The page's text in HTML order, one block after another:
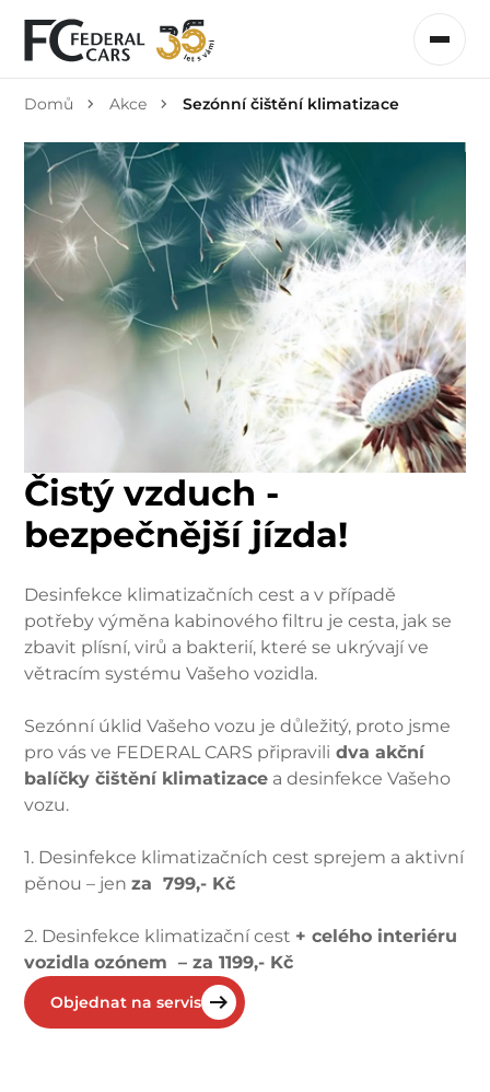
Domů Akce Sezónní čištění klimatizace
Čistý vzduch -
bezpečnější jízda!
Desinfekce klimatizačních cest a v případě
potřeby výměna kabinového filtru je cesta, jak se
zbavit plísní, virů a bakterií, které se ukrývají ve
větracím systému Vašeho vozidla.
Sezónní úklid Vašeho vozu je důležitý, proto jsme
pro vás ve FEDERAL CARS připravili dva akční
balíčky čištění klimatizace a desinfekce Vašeho
vozu.
1. Desinfekce klimatizačních cest sprejem a aktivní
pěnou – jenza 799,- Kč
2. Desinfekce klimatizační cest + celého interiéru
vozidla ozónem – za1199,- Kč
Objednat na servis